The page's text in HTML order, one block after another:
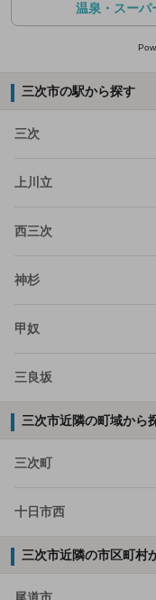
温泉・スーパ
三次市の駅から探す
三次
上川立
西三次
神杉
甲奴
三良坂
三次市近隣の町域から
三次町
十日市西
三次市近隣の市区町村